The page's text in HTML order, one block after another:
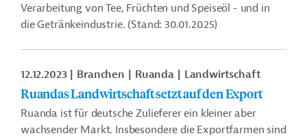
Verarbeitung von Tee, Früchten und Speiseöl - und in
die Getränkeindustrie. (Stand: 30.01.2025)
12.12.2023 Branchen Ruanda Landwirtschaft
Ruandas Landwirtschaft setzt auf den Export
Ruanda ist für deutsche Zulieferer ein kleiner aber
wachsender Markt. Insbesondere die Exportfarmen sind